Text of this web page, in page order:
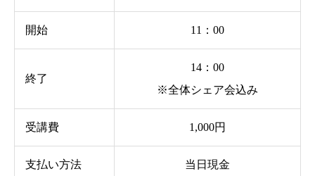
開始 11：00
終了
14：00
※全体シェア会込み
受講費 1,000円
支払い方法 当日現金